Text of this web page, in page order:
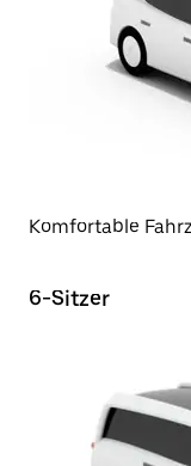
Komfortable
6-Sitzer